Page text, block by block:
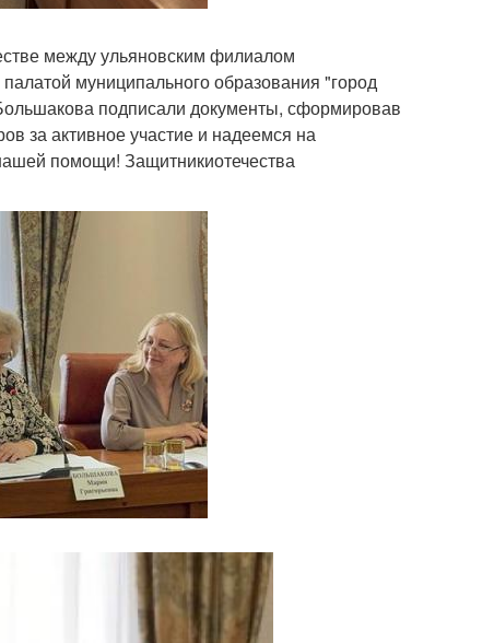
между ульяновским филиалом
муниципального образования "город
подписали документы, сформировав
за активное участие и надеемся на
помощи! Защитникиотечества